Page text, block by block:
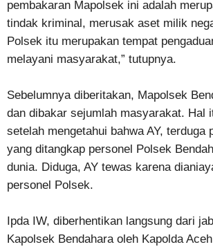
pembakaran Mapolsek ini adalah
tindak kriminal, merusak aset milik
Polsek itu merupakan tempat
melayani masyarakat,” tutupnya.
Sebelumnya diberitakan, Mapolsek
dan dibakar sejumlah masyarakat. Hal
setelah mengetahui bahwa AY, terduga
yang ditangkap personel Polsek
dunia. Diduga, AY tewas karena
personel Polsek.
Ipda IW, diberhentikan langsung dari
Kapolsek Bendahara oleh Kapolda